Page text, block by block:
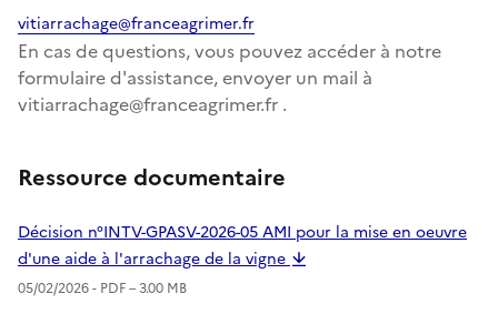
vitiarrachage@franceagrimer.fr
En cas de questions, vous pouvez accéder à notre
formulaire d'assistance, envoyer un mail à
vitiarrachage@franceagrimer.fr .
Ressource documentaire
Décision n°INTV-GPASV-2026-05 AMI pour la mise en oeuvre
d'une aide à l'arrachage de la vigne
05/02/2026 - PDF– 3.00 MB